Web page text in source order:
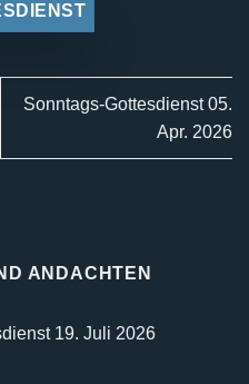
Sonntags-Gottesdienst 05.
Apr. 2026
ANDACHTEN
19. Juli 2026